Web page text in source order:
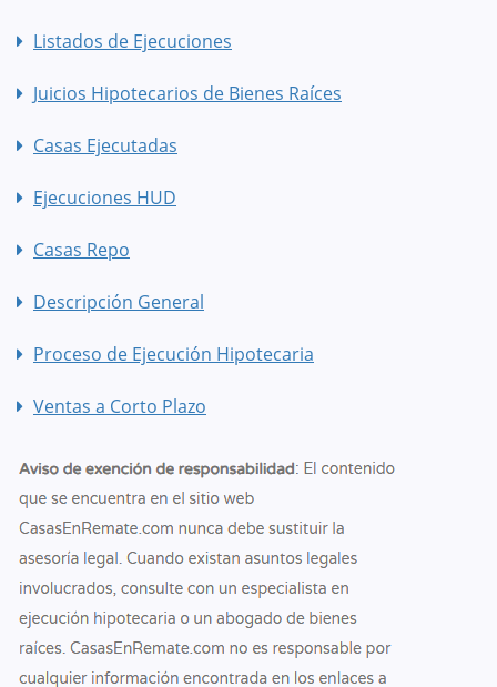
Listados de Ejecuciones
Juicios Hipotecarios de Bienes Raíces
Casas Ejecutadas
Ejecuciones HUD
Casas Repo
Descripción General
Proceso de Ejecución Hipotecaria
Ventas a Corto Plazo